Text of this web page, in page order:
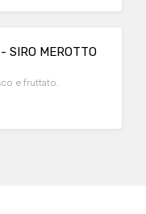
MEROTTO
e fruttato.